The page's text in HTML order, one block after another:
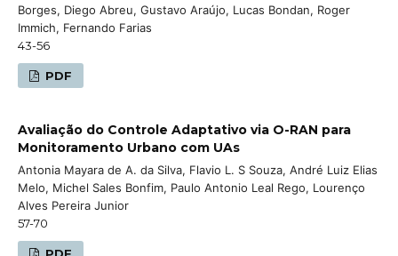
Borges, Diego Abreu, Gustavo Araújo, Lucas Bondan, Roger
Immich, Fernando Farias
43-56
PDF
Avaliação do Controle Adaptativo via O-RAN para
Monitoramento Urbano com UAs
Antonia Mayara de A. da Silva, Flavio L. S Souza, André Luiz Elias
Melo, Michel Sales Bonfim, Paulo Antonio Leal Rego, Lourenço
Alves Pereira Junior
57-70
PDF